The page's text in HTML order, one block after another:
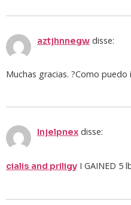
aztjhnnegw disse:
Muchas gracias. ?Como puedo
Injelpnex disse:
cialis and priligy I GAINED 5